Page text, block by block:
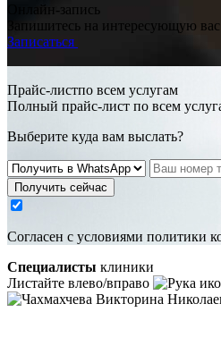
Онлайн-запись
Запишитесь на интересующую вас
Записаться
Прайс-листпо всем услугам
Полный прайс-лист по всем
Выберите куда вам выслать?
Получить сейчас
Cогласен с условиями политики
Специалисты клиники
Листайте влево/вправо